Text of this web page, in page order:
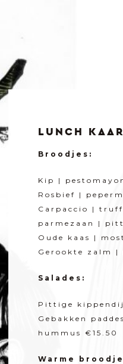
LUNCH
Broodjes:
Kip |
Rosbief |
Carpaccio |
parmezaan |
Oude kaas |
Gerookte zalm
Salades:
Pittige
Gebakken
hummus €15.50
Warme